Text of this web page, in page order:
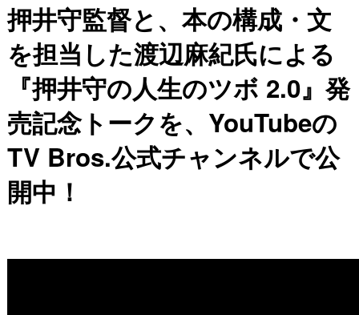
押井守監督と、本の構成・文
を担当した渡辺麻紀氏による
『押井守の人生のツボ 2.0』発
売記念トークを、YouTubeの
TV Bros.公式チャンネルで公
開中！